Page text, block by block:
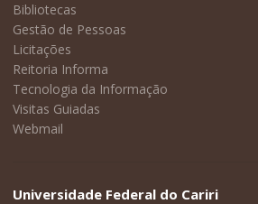
Bibliotecas
Gestão de Pessoas
Licitações
Reitoria Informa
Tecnologia da Informação
Visitas Guiadas
Webmail
Universidade Federal do Cariri